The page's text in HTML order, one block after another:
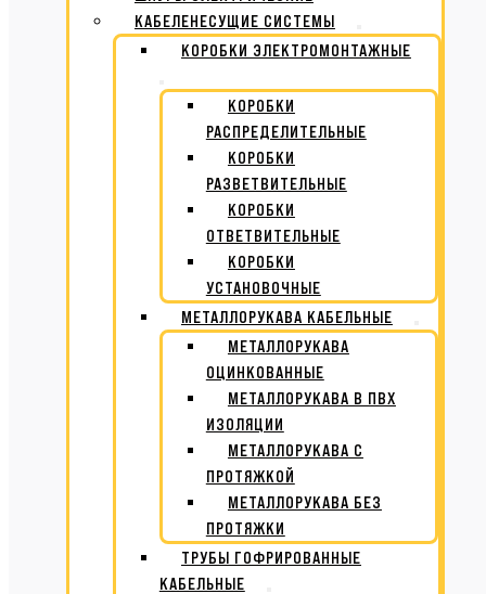
КАБЕЛЕНЕСУЩИЕ СИСТЕМЫ
КОРОБКИ ЭЛЕКТРОМОНТАЖНЫЕ
КОРОБКИ
РАСПРЕДЕЛИТЕЛЬНЫЕ
КОРОБКИ
РАЗВЕТВИТЕЛЬНЫЕ
КОРОБКИ
ОТВЕТВИТЕЛЬНЫЕ
КОРОБКИ
УСТАНОВОЧНЫЕ
МЕТАЛЛОРУКАВА КАБЕЛЬНЫЕ
МЕТАЛЛОРУКАВА
ОЦИНКОВАННЫЕ
МЕТАЛЛОРУКАВА В ПВХ
ИЗОЛЯЦИИ
МЕТАЛЛОРУКАВА С
ПРОТЯЖКОЙ
МЕТАЛЛОРУКАВА БЕЗ
ПРОТЯЖКИ
ТРУБЫ ГОФРИРОВАННЫЕ
КАБЕЛЬНЫЕ